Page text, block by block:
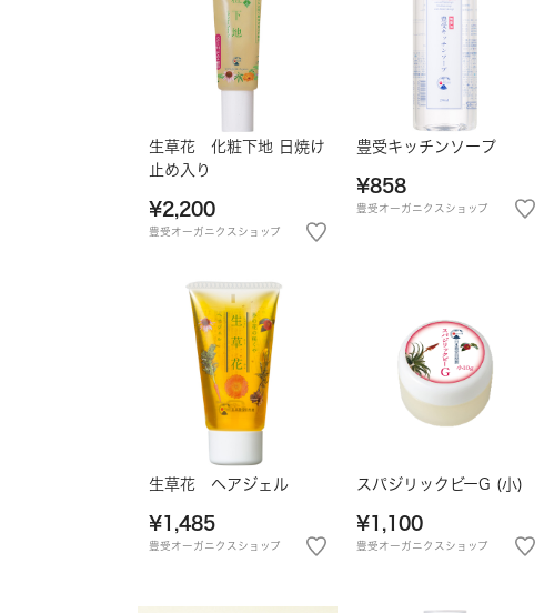
生草花 化粧下地 日焼け
止め入り
¥2,200
豊受オーガニクスショップ
豊受キッチンソープ
¥858
豊受オーガニクスショップ
生草花 ヘアジェル
¥1,485
豊受オーガニクスショップ
スパジリックビーG (小)
¥1,100
豊受オーガニクスショップ